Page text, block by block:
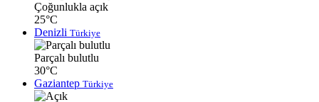
Çoğunlukla açık
25°C
Denizli Türkiye
Parçalı bulutlu
30°C
Gaziantep Türkiye